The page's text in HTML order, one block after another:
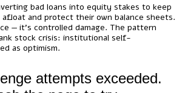
bad loans into equity stakes to keep
and protect their own balance sheets.
— it’s controlled damage. The pattern
stock crisis: institutional self-
as optimism.